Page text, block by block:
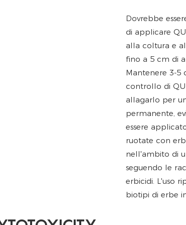
Dovrebbe
di applicare
alla coltura e
fino a 5 cm di
Mantenere 3-5
controllo di
allagarlo per
permanente,
essere
ruotate con
nell'ambito di
seguendo le
erbicidi. L'uso
biotipi di erbe